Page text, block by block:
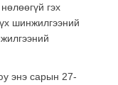
гэх
шинжилгээний
энэ сарын 27-